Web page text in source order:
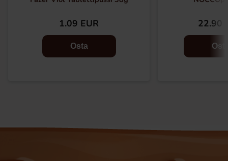
1.09 EUR
Osta
22.90